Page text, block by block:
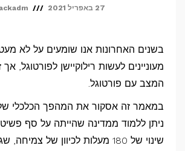
27 באפריל 2021
בשנים האחרונות אנו שומעים על לא
מעוניינים לעשות רילוקיישן לפורטוגל,
המצב עם פורטוגל.
במאמר זה אסקור את המהפך הכלכלי של
ניתן ללמוד ממדינה שהייתה על סף
שינוי של 180 מעלות לכיוון של